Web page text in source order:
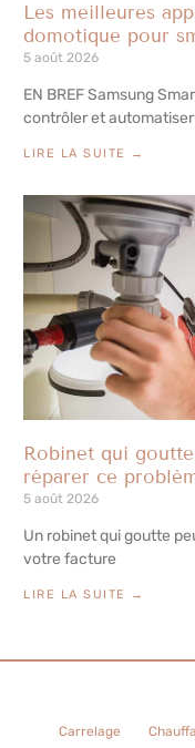
Les meilleures
domotique pour
5 août 2026
EN BREF Samsung
contrôler et
LIRE LA SUITE →
Robinet qui
réparer ce
5 août 2026
Un robinet qui goutte
votre facture
LIRE LA SUITE →
Carrelage